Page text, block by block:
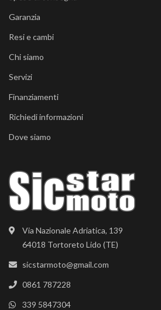
Via Nazionale Adriatica, 139
64018 Tortoreto Lido (TE)
sicstarmoto@gmail.com
0861 787228
339 5847304
Garanzia
Resi e cambi
Chi siamo
Servizi
Finanziamenti
Richiedi informazioni
Dove siamo